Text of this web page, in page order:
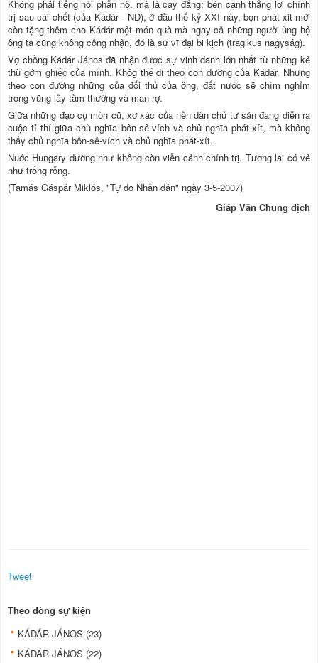
Không phải tiếng nói phẫn nộ, mà là cay đắng: bên cạnh thắng lơi chính
trị sau cái chết (của Kádár - ND), ở đầu thế kỷ XXI này, bọn phát-xit mới
còn tặng thêm cho Kádár một món quà mà ngay cả những người ủng hộ
ông ta cũng không công nhận, đó là sự vĩ đại bi kịch (tragikus nagyság).
Vợ chồng Kádár János đã nhận được sự vinh danh lớn nhất từ những kẻ
thù gớm ghiếc của mình. Khôg thể đi theo con đường của Kádár. Nhưng
theo con đường những của đối thủ của ông, đất nước sẽ chìm nghỉm
trong vũng lầy tầm thường và man rợ.
Giữa những đạo cụ mòn cũ, xơ xác của nền dân chủ tư sản đang diễn ra
cuộc tỉ thí giữa chủ nghĩa bôn-sê-vích và chủ nghĩa phát-xít, mà không
thấy chủ nghĩa bôn-sê-vích và chủ nghĩa phát-xít.
Nuớc Hungary dường như không còn viễn cảnh chính trị. Tương lai có vẻ
như trống rỗng.
(Tamás Gáspár Miklós, "Tự do Nhân dân" ngày 3-5-2007)
Giáp Văn Chung dịch
Tweet
Theo dòng sự kiện
KÁDÁR JÁNOS (23)
KÁDÁR JÁNOS (22)